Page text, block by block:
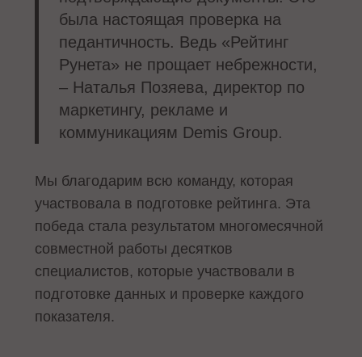
была настоящая проверка на
педантичность. Ведь «Рейтинг
Рунета» не прощает небрежности,
– Наталья Позяева, директор по
маркетингу, рекламе и
коммуникациям Demis Group.
Мы благодарим всю команду, которая
участвовала в подготовке рейтинга. Эта
победа стала результатом многомесячной
совместной работы десятков
специалистов, которые участвовали в
подготовке данных и проверке каждого
показателя.